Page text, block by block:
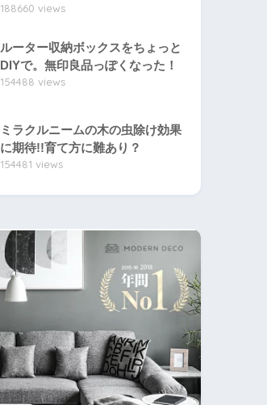
188660 views
ルーター収納ボックスをちょっと
DIYで。無印良品っぽくなった！
154488 views
ミラクルニームの木の虫除け効果
に期待!!育て方に難あり？
154481 views